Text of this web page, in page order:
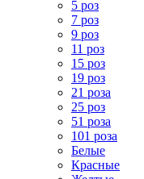
5 роз
7 роз
9 роз
11 роз
15 роз
19 роз
21 роза
25 роз
51 роза
101 роза
Белые
Красные